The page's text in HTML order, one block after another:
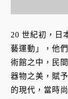
20 世紀初，日
藝運動」，他
術館之中，民
器物之美，賦
的現代，當時